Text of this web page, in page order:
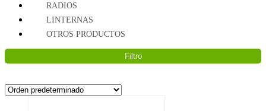
OTROS PRODUCTOS
RADIOS
LINTERNAS
Filtro